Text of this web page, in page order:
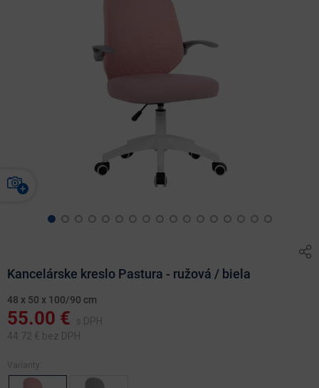
Kancelárske kreslo Pastura - ružová / biela
48 x 50 x 100/90 cm
55.00 €
s DPH
44.72 € bez DPH
Varianty: